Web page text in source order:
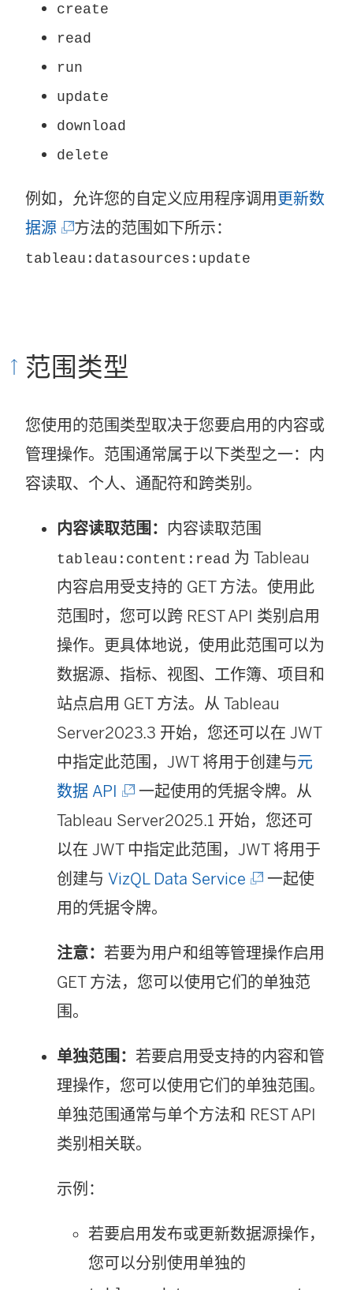
create
read
run
update
download
delete
例如，允许您的自定义应用程序调用更新数
据源 (
链
窗
中
打
开
)
方法的范围如下所示：
tableau:datasources:update
范围类型
您使用的范围类型取决于您要启用的内容或
管理操作。范围通常属于以下类型之一：内
容读取、个人、通配符和跨类别。
内容读取范围： 内容读取范围
tableau:content:read 为 Tableau
内容启用受支持的 GET 方法。使用此
范围时，您可以跨 REST API 类别启用
操作。更具体地说，使用此范围可以为
数据源、指标、视图、工作簿、项目和
站点启用 GET 方法。从 Tableau
Server2023.3 开始，您还可以在 JWT
中指定此范围，JWT 将用于创建与元
数据 API (
链
接
在
新
口
中
开
)
一起使用的凭据令牌。从
Tableau Server2025.1 开始，您还可
以在 JWT 中指定此范围，JWT 将用于
创建与 VizQL Data Service (
在
新
口
中
打
一起使
用的凭据令牌。
注意： 若要为用户和组等管理操作启用
GET 方法，您可以使用它们的单独范
围。
单独范围： 若要启用受支持的内容和管
理操作，您可以使用它们的单独范围。
单独范围通常与单个方法和 REST API
类别相关联。
示例：
若要启用发布或更新数据源操作，
您可以分别使用单独的